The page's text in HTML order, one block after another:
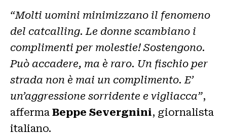
“Molti uomini minimizzano il fenomeno
del catcalling. Le donne scambiano i
complimenti per molestie! Sostengono.
Può accadere, ma è raro. Un fischio per
strada non è mai un complimento. E’
un’aggressione sorridente e vigliacca”,
afferma Beppe Severgnini, giornalista
italiano.